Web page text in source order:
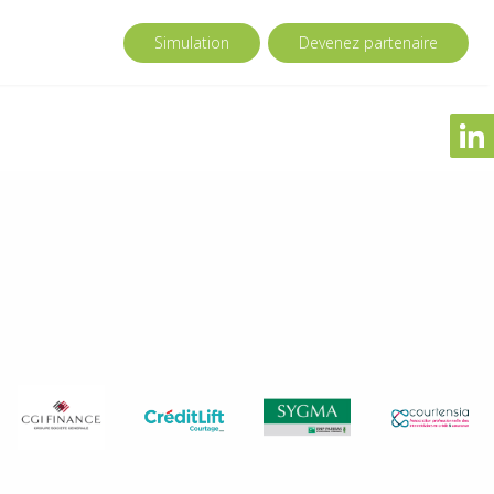
Simulation Devenez partenaire